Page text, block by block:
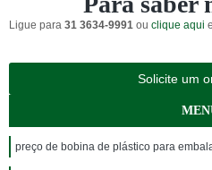
Ligue para 31 3634-9991 ou clique aqui
Solicite um
preço de bobina de plástico para